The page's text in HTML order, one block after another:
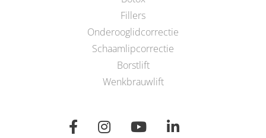
Fillers
Onderooglidcorrectie
Schaamlipcorrectie
Borstlift
Wenkbrauwlift